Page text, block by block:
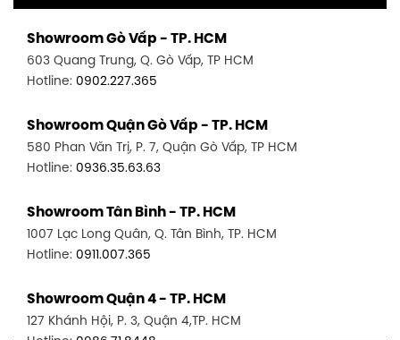
Showroom Gò Vấp - TP. HCM
603 Quang Trung, Q. Gò Vấp, TP HCM
Hotline: 0902.227.365
Showroom Quận Gò Vấp - TP. HCM
580 Phan Văn Trị, P. 7, Quận Gò Vấp, TP HCM
Hotline: 0936.35.63.63
Showroom Tân Bình - TP. HCM
1007 Lạc Long Quân, Q. Tân Bình, TP. HCM
Hotline: 0911.007.365
Showroom Quận 4 - TP. HCM
127 Khánh Hội, P. 3, Quận 4,TP. HCM